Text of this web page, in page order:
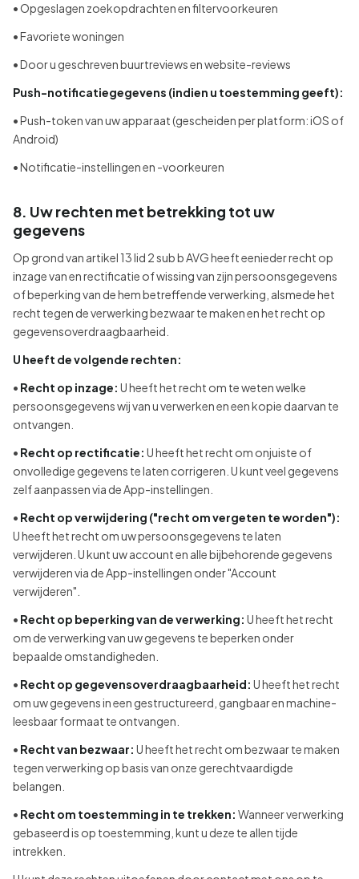
• Opgeslagen zoekopdrachten en filtervoorkeuren
• Favoriete woningen
• Door u geschreven buurtreviews en website-reviews
Push-notificatiegegevens (indien u toestemming geeft):
• Push-token van uw apparaat (gescheiden per platform: iOS of
Android)
• Notificatie-instellingen en -voorkeuren
8. Uw rechten met betrekking tot uw
gegevens
Op grond van artikel 13 lid 2 sub b AVG heeft eenieder recht op
inzage van en rectificatie of wissing van zijn persoonsgegevens
of beperking van de hem betreffende verwerking, alsmede het
recht tegen de verwerking bezwaar te maken en het recht op
gegevensoverdraagbaarheid.
U heeft de volgende rechten:
• Recht op inzage: U heeft het recht om te weten welke
persoonsgegevens wij van u verwerken en een kopie daarvan te
ontvangen.
• Recht op rectificatie: U heeft het recht om onjuiste of
onvolledige gegevens te laten corrigeren. U kunt veel gegevens
zelf aanpassen via de App-instellingen.
• Recht op verwijdering ("recht om vergeten te worden"):
U heeft het recht om uw persoonsgegevens te laten
verwijderen. U kunt uw account en alle bijbehorende gegevens
verwijderen via de App-instellingen onder "Account
verwijderen".
• Recht op beperking van de verwerking: U heeft het recht
om de verwerking van uw gegevens te beperken onder
bepaalde omstandigheden.
• Recht op gegevensoverdraagbaarheid: U heeft het recht
om uw gegevens in een gestructureerd, gangbaar en machine-
leesbaar formaat te ontvangen.
• Recht van bezwaar: U heeft het recht om bezwaar te maken
tegen verwerking op basis van onze gerechtvaardigde
belangen.
• Recht om toestemming in te trekken: Wanneer verwerking
gebaseerd is op toestemming, kunt u deze te allen tijde
intrekken.